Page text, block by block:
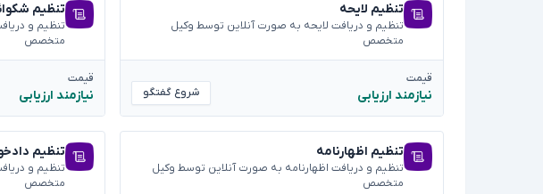
تنظیم لایحه
تنظیم و دریافت لایحه به صورت آنلاین توسط وکیل
متخصص
قیمت
نیازمند ارزیابی شروع گفتگو
تنظیم
تنظیم و
متخصص
قیمت
نیازمند ارزیابی
تنظیم اظهارنامه
تنظیم و دریافت اظهارنامه به صورت آنلاین توسط وکیل
متخصص
تنظیم
تنظیم و
متخصص